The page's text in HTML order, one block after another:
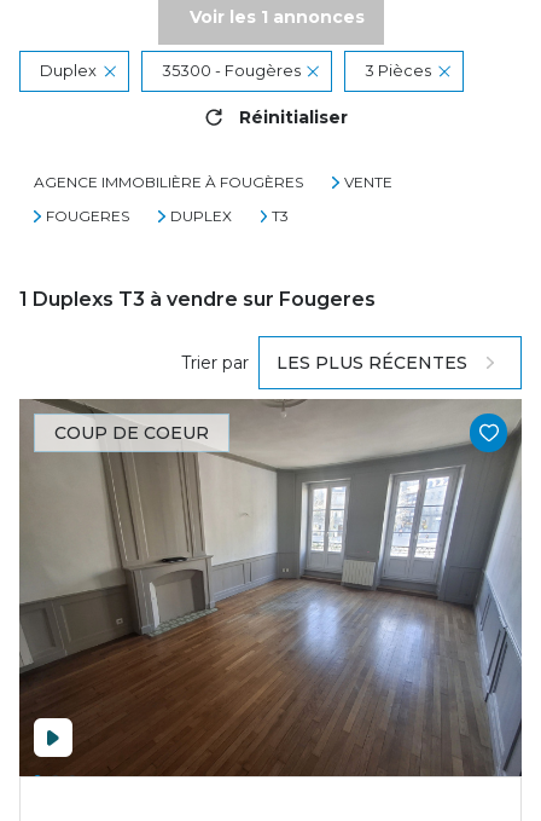
Voir les 1 annonces
Duplex 35300 - Fougères 3 Pièces
Réinitialiser
AGENCE IMMOBILIÈRE À FOUGÈRES
VENTE
FOUGERES
DUPLEX T3
1 Duplexs T3 à vendre sur Fougeres
Trier par LES PLUS RÉCENTES
COUP DE COEUR